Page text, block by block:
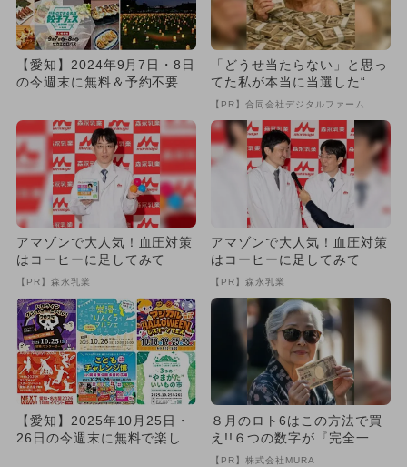
【愛知】2024年9月7日・8日
の今週末に無料＆予約不要で
「どうせ当たらない」と思っ
てた私が本当に当選した“買
い方”がこれ
【PR】合同会社デジタルファーム
アマゾンで大人気！血圧対策
はコーヒーに足してみて
【PR】森永乳業
アマゾンで大人気！血圧対策
はコーヒーに足してみて
【PR】森永乳業
【愛知】2025年10月25日・
26日の今週末に無料で楽しめ
８月のロト6はこの方法で買
え!!６つの数字が『完全一
致』する方法
【PR】株式会社MURA